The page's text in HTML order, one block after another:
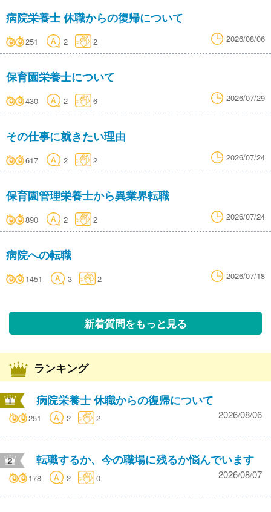
病院栄養士 休職からの復帰について
251 2 2 2026/08/06
保育園栄養士について
430 2 6 2026/07/29
その仕事に就きたい理由
617 2 2 2026/07/24
保育園管理栄養士から異業界転職
890 2 2 2026/07/24
病院への転職
1451 3 2 2026/07/18
新着質問をもっと見る
ランキング
病院栄養士 休職からの復帰について
251 2 2 2026/08/06
転職するか、今の職場に残るか悩んでいます
178 2 0 2026/08/07